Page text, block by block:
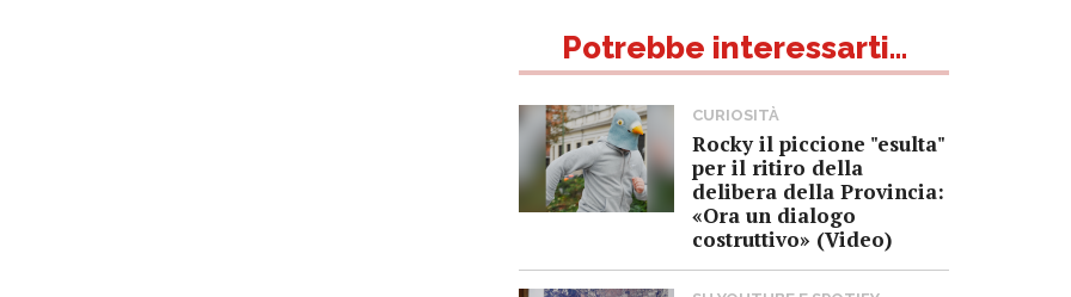
Potrebbe interessarti...
CURIOSITÀ
Rocky il piccione "esulta"
per il ritiro della
delibera della Provincia:
«Ora un dialogo
costruttivo» (Video)